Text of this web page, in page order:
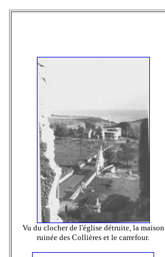
Vu du clocher de l'église détruite, la maison
ruinée des Collières et le carrefour.